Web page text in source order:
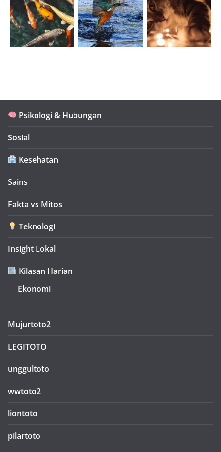
Psikologi & Hubungan
Sosial
Kesehatan
Sains
Fakta vs Mitos
Teknologi
Insight Lokal
Kilasan Harian
Ekonomi
Mujurtoto2
LEGITOTO
unggultoto
wwtoto2
liontoto
pilartoto